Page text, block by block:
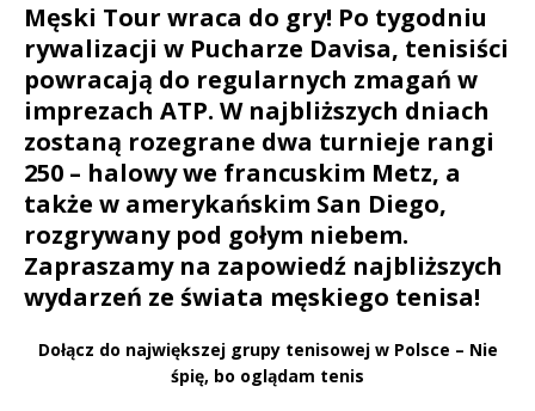
Męski Tour wraca do gry! Po tygodniu
rywalizacji w Pucharze Davisa, tenisiści
powracają do regularnych zmagań w
imprezach ATP. W najbliższych dniach
zostaną rozegrane dwa turnieje rangi
250 – halowy we francuskim Metz, a
także w amerykańskim San Diego,
rozgrywany pod gołym niebem.
Zapraszamy na zapowiedź najbliższych
wydarzeń ze świata męskiego tenisa!
Dołącz do największej grupy tenisowej w Polsce – Nie
śpię, bo oglądam tenis